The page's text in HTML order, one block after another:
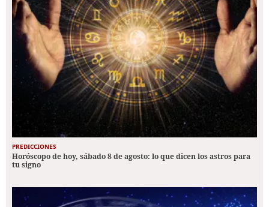
PREDICCIONES
Horóscopo de hoy, sábado 8 de agosto: lo que dicen los astros para
tu signo